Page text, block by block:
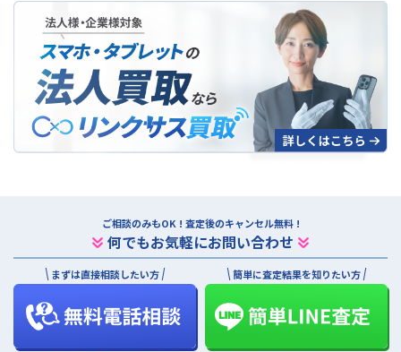
法人買取について
ご相談のみもOK ! 査定後のキャンセル無料 !
何でもお気軽にお問い合わせ
まずは直接相談したい方 簡単に査定結果を知りたい方